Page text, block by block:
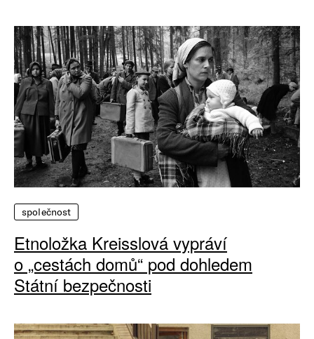
společnost
Etnoložka Kreisslová vypráví
o „cestách domů“ pod dohledem
Státní bezpečnosti